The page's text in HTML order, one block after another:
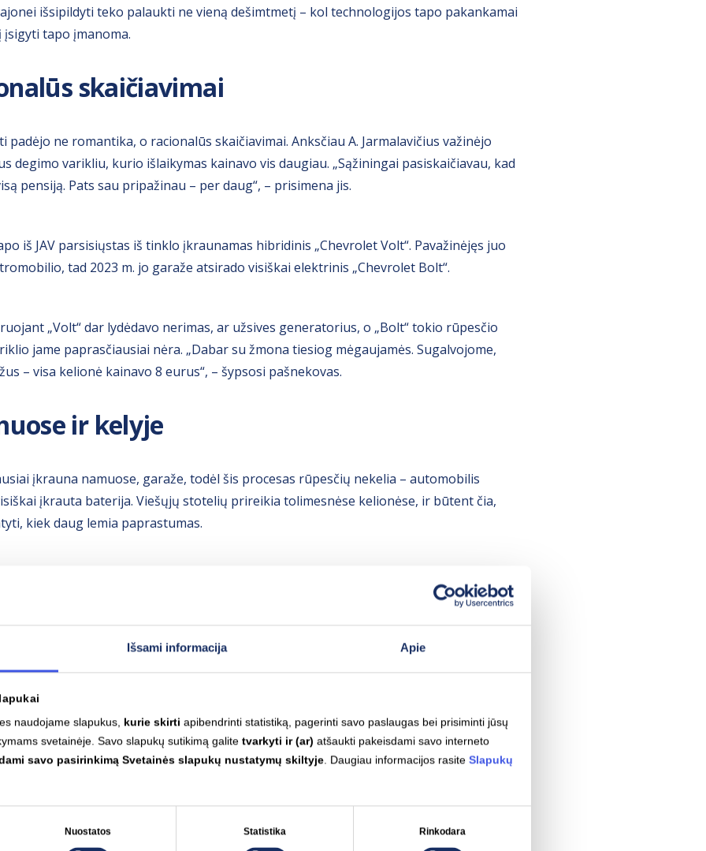
Išsami informacija Apie
naudojame slapukus, kurie skirti apibendrinti statistiką, pagerinti savo paslaugas bei prisiminti jūsų
svetainėje. Savo slapukų sutikimą galitetvarkyti ir (ar) atšaukti pakeisdami savo interneto
savo pasirinkimą Svetainės slapukų nustatymų skiltyje. Daugiau informacijos rasiteSlapukų
Nuostatos Statistika Rinkodara
išsipildyti teko palaukti ne vieną dešimtmetį – kol technologijos tapo pakankamai
tapo įmanoma.
skaičiavimai
ne romantika, o racionalūs skaičiavimai. Anksčiau A. Jarmalavičius važinėjo
degimo varikliu, kurio išlaikymas kainavo vis daugiau. „Sąžiningai pasiskaičiavau, kad
pensiją. Pats sau pripažinau – per daug“, – prisimena jis.
iš JAV parsisiųstas iš tinklo įkraunamas hibridinis „Chevrolet Volt“. Pavažinėjęs juo
tad 2023 m. jo garaže atsirado visiškai elektrinis „Chevrolet Bolt“.
„Volt“ dar lydėdavo nerimas, ar užsives generatorius, o „Bolt“ tokio rūpesčio
jame paprasčiausiai nėra. „Dabar su žmona tiesiog mėgaujamės. Sugalvojome,
– visa kelionė kainavo 8 eurus“, – šypsosi pašnekovas.
ir kelyje
įkrauna namuose, garaže, todėl šis procesas rūpesčių nekelia – automobilis
įkrauta baterija. Viešųjų stotelių prireikia tolimesnėse kelionėse, ir būtent čia,
kiek daug lemia paprastumas.
vietose jam atrodė be reikalo sudėtingi: registracijai prireikdavo programėlių,
kodų ar net banko prisijungimų. „Nejaugi negalima paprasčiau? „Ignitis ON“ stotelėse
ir banko kortele – jokių problemų. Kai atsiskaitymas paprastas, įsikrauti gali
A. Jarmalavičius.
ne daugiau kaip 30 kilometrų. Vyresniems vairuotojams tai reiškia paprastą
taip pat laisvai, kaip ir su įprastu automobiliu.
varžybų istorijoje